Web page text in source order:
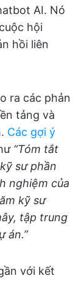
AI. Nó
hội
hồi liên
ra các phản
tảng và
Các gợi ý
“Tóm tắt
sư phần
nghiệm của
kỹ sư
tập trung
án.”
với kết